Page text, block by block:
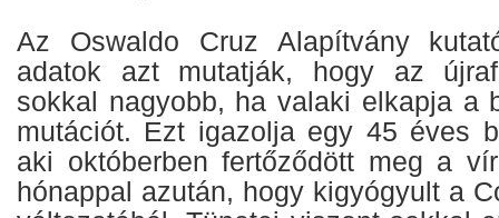
Az Oswaldo Cruz Alapítvány
adatok azt mutatják, hogy az
sokkal nagyobb, ha valaki elkapja a
mutációt. Ezt igazolja egy 45 éves
aki októberben fertőződött meg a
hónappal azután, hogy kigyógyult a